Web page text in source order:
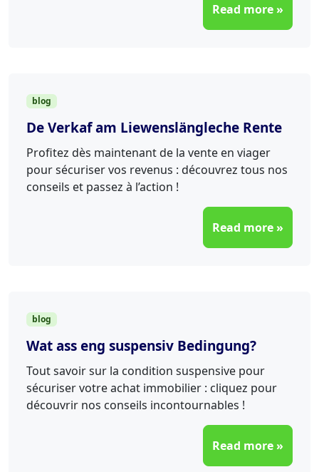
Read more »
blog
De Verkaf am Liewenslängleche Rente
Profitez dès maintenant de la vente en viager
pour sécuriser vos revenus : découvrez tous nos
conseils et passez à l’action !
Read more »
blog
Wat ass eng suspensiv Bedingung?
Tout savoir sur la condition suspensive pour
sécuriser votre achat immobilier : cliquez pour
découvrir nos conseils incontournables !
Read more »